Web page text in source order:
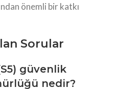
önemli bir katkı
Sorular
güvenlik
nedir?